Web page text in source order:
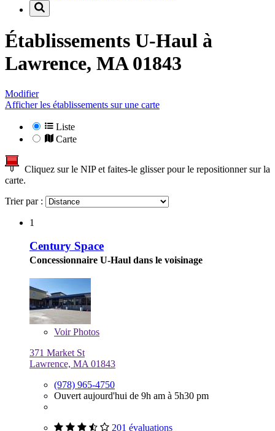
Établissements U-Haul à
Lawrence, MA 01843
Modifier
Afficher les établissements sur une carte
Liste
Carte
Cliquez sur le NIP et faites-le glisser pour le repositionner sur la
carte.
Trier par :
1
Century Space
Concessionnaire U-Haul dans le voisinage
VoirPhotos
371 Market St
Lawrence, MA 01843
(978) 965-4750
Ouvert aujourd'hui de 9h am à 5h30 pm
201 évaluations